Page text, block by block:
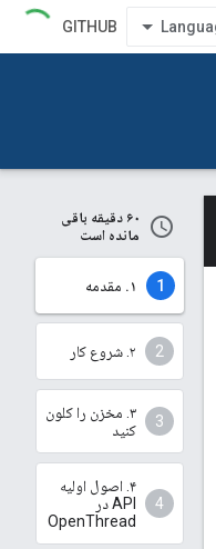
GITHUB
۶۰ دقیقه باقی
مانده است
۱. مقدمه
۲. شروع کار
۳. مخزن را کلون
کنید
۴. اصول اولیه
API در
OpenThread